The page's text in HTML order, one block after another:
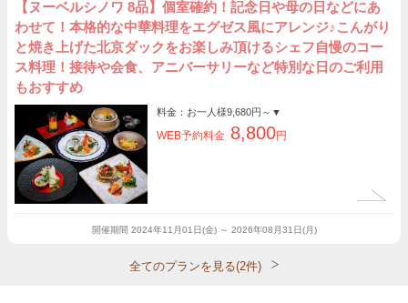
【ヌーベルシノワ 8品】個室確約！記念日や母の日などにあ
わせて！本格的な中華料理をエグゼス風にアレンジ♪こんがり
と焼き上げた北京ダックをお楽しみ頂けるシェフ自慢のコー
ス料理！接待や会食、アニバーサリーなど特別な日のご利用
もおすすめ
料金：お一人様9,680円～ ▼
WEB予約料金 8,800円
開催期間 2024年11月01日(金) ～ 2026年08月31日(月)
全てのプランを見る(2件)